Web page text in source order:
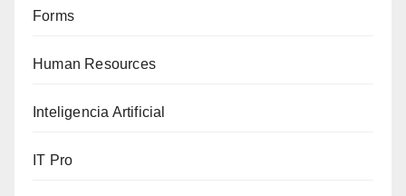
Forms
Human Resources
Inteligencia Artificial
IT Pro